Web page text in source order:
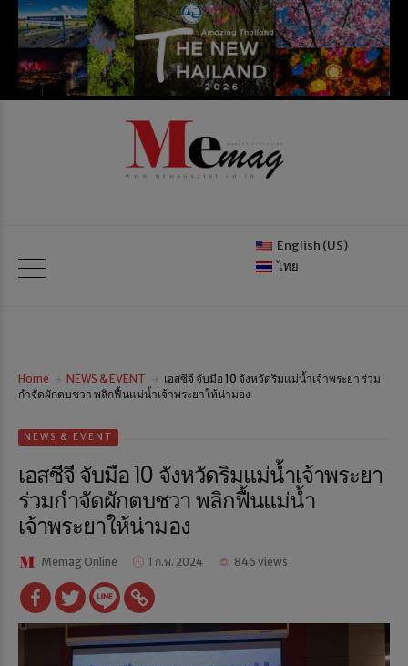
English (US)
ไทย
Home NEWS & EVENT
เอสซีจี จับมือ 10 จังหวัดริมแม่น้ำเจ้าพระยา ร่วม
กำจัดผักตบชวา พลิกฟื้นแม่น้ำเจ้าพระยาให้น่ามอง
NEWS & EVENT
เอสซีจี จับมือ 10 จังหวัดริมแม่น้ำเจ้าพระยา
ร่วมกำจัดผักตบชวา พลิกฟื้นแม่น้ำ
เจ้าพระยาให้น่ามอง
Memag Online 1 ก.พ. 2024 846 views